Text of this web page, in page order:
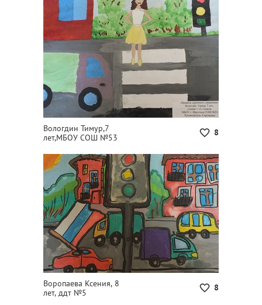
8
Вологдин Тимур,7
лет,МБОУ СОШ №53
8
Воропаева Ксения, 8
лет, ддт №5